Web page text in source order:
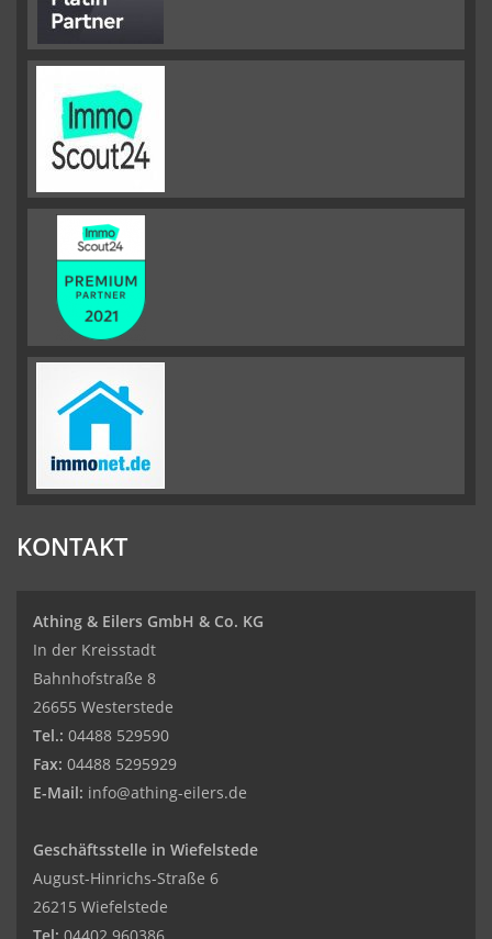
KONTAKT
Athing & Eilers GmbH & Co. KG
In der Kreisstadt
Bahnhofstraße 8
26655 Westerstede
Tel.: 04488 529590
Fax: 04488 5295929
E-Mail: info@athing-eilers.de
Geschäftsstelle in Wiefelstede
August-Hinrichs-Straße 6
26215 Wiefelstede